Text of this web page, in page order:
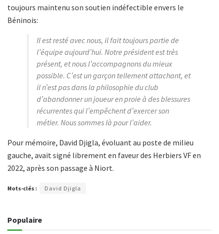
toujours maintenu son soutien indéfectible envers le
Béninois:
Il est resté avec nous, il fait toujours partie de
l’équipe aujourd’hui. Notre président est très
présent, et nous l’accompagnons du mieux
possible. C’est un garçon tellement attachant, et
il n’est pas dans la philosophie du club
d’abandonner un joueur en proie à des blessures
récurrentes qui l’empêchent d’exercer son
métier. Nous sommes là pour l’aider.
Pour mémoire, David Djigla, évoluant au poste de milieu
gauche, avait signé librement en faveur des Herbiers VF en
2022, après son passage à Niort.
Mots-clés : David Djigla
Populaire